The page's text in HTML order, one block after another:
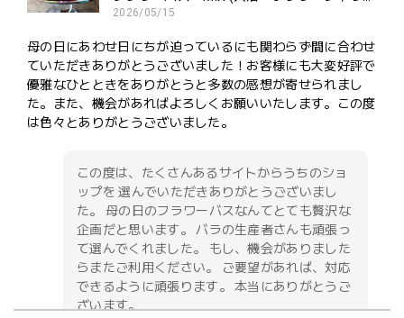
2026/05/15
母の日にあわせ日にちが迫っているにも関わらず間に合わせ
ていただきありがとうございました！お客様にも大変好評で
優雅なひとときをありがとうと多数の感想が寄せられまし
た。また、機会があればよろしくお願いいたします。この度
は色々とありがとうございました。
この度は、たくさんあるサイトからうちのショ
ップを 選んでいただきありがとうございまし
た。 母の日のフラワーバスなんてとても贅沢な
企画だと思います。 バラの生産者さんも頑張っ
て選んでくれました。 もし、機会がありました
らまたご利用ください。 ご要望があれば、対応
できるように頑張ります。 本当にありがとうご
ざいます。